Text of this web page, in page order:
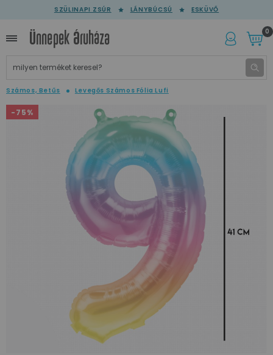
SZÜLINAPI ZSÚR LÁNYBÚCSÚ ESKÜVŐ
0
Számos, Betűs Levegős Számos Fólia Lufi
-75%